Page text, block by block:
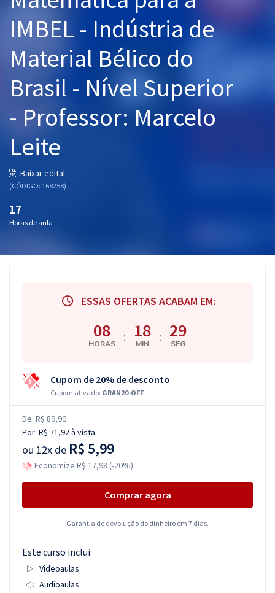
Graduação
OAB
Mentorias
Questões grátis
Conteúdo gratuito
Blog
IMBEL - Indústria de
Material Bélico do
Brasil - Nível Superior
- Professor: Marcelo
Leite
Baixar edital
(CÓDIGO: 168258)
17
Horas de aula
ESSAS OFERTAS ACABAM EM:
08
HORAS : 18
MIN : 29
SEG
Cupom de 20% de desconto
Cupom ativado: GRAN20-OFF
De: R$ 89,90
Por: R$ 71,92à vista
ou 12x de R$ 5,99
Economize R$ 17,98 (-20%)
Comprar agora
Garantia de devolução do dinheiro em 7 dias.
Este curso inclui:
Videoaulas
Audioaulas